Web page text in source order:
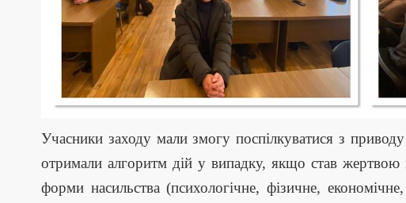
Учасники заходу мали змогу поспілкуватися з
отримали алгоритм дій у випадку, якщо став жертвою
форми насильства (психологічне, фізичне,